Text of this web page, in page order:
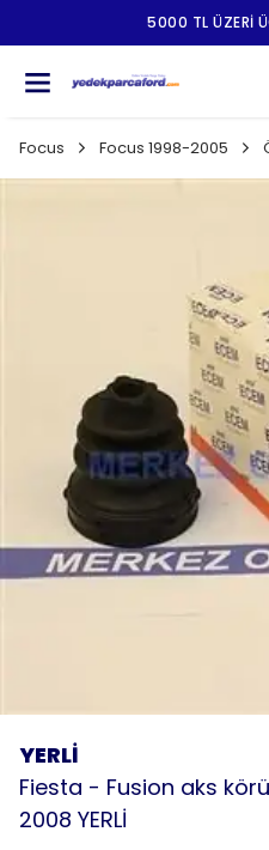
5000 TL ÜZERI
Focus Focus 1998-2005
YERLİ
Fiesta - Fusion aks
2008 YERLİ